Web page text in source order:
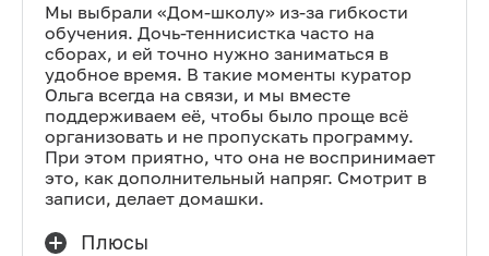
Мы выбрали «Дом-школу» из-за гибкости
обучения. Дочь-теннисистка часто на
сборах, и ей точно нужно заниматься в
удобное время. В такие моменты куратор
Ольга всегда на связи, и мы вместе
поддерживаем её, чтобы было проще всё
организовать и не пропускать программу.
При этом приятно, что она не воспринимает
это, как дополнительный напряг. Смотрит в
записи, делает домашки.
Плюсы